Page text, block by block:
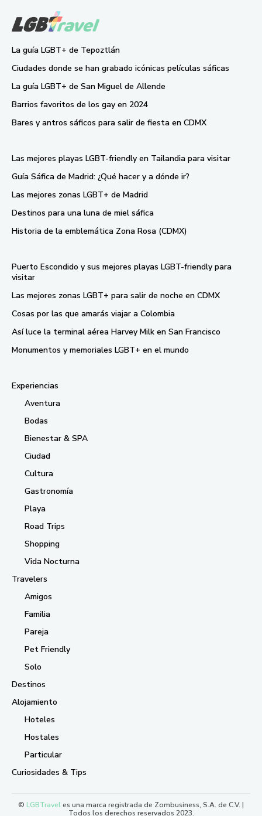
La guía LGBT+ de Tepoztlán
Ciudades donde se han grabado icónicas películas sáficas
La guía LGBT+ de San Miguel de Allende
Barrios favoritos de los gay en 2024
Bares y antros sáficos para salir de fiesta en CDMX
Las mejores playas LGBT-friendly en Tailandia para visitar
Guía Sáfica de Madrid: ¿Qué hacer y a dónde ir?
Las mejores zonas LGBT+ de Madrid
Destinos para una luna de miel sáfica
Historia de la emblemática Zona Rosa (CDMX)
Puerto Escondido y sus mejores playas LGBT-friendly para
visitar
Las mejores zonas LGBT+ para salir de noche en CDMX
Cosas por las que amarás viajar a Colombia
Así luce la terminal aérea Harvey Milk en San Francisco
Monumentos y memoriales LGBT+ en el mundo
Experiencias
Aventura
Bodas
Bienestar & SPA
Ciudad
Cultura
Gastronomía
Playa
Road Trips
Shopping
Vida Nocturna
Travelers
Amigos
Familia
Pareja
Pet Friendly
Solo
Destinos
Alojamiento
Hoteles
Hostales
Particular
Curiosidades & Tips
© LGBTraveles una marca registrada de Zombusiness, S.A. de C.V. |
Todos los derechos reservados 2023.